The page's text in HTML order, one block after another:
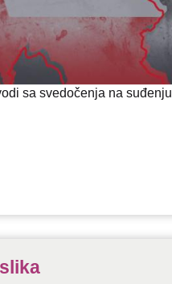
sa svedočenja na suđenju